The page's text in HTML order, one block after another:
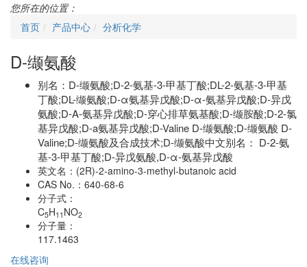
您所在的位置：
首页
产品中心 分析化学
D-缬氨酸
别名： D-缬氨酸;D-2-氨基-3-甲基丁酸;DL-2-氨基-3-甲基
丁酸;DL-缬氨酸;D-α氨基异戊酸;D-α-氨基异戊酸;D-异戊
氨酸;D-A-氨基异戊酸;D-穿心排草氨基酸;D-缬胺酸;D-2-氯
基异戊酸;D-a氨基异戊酸;D-Valine D-缬氨酸;D-缬氨酸 D-
Valine;D-缬氨酸及合成技术;D-缬氨酸中文别名： D-2-氨
基-3-甲基丁酸;D-异戊氨酸,D-α-氨基异戊酸
英文名： (2R)-2-amino-3-methyl-butanoic acid
CAS No.： 640-68-6
分子式：
C5H11 NO2
分子量：
117.1463
在线咨询